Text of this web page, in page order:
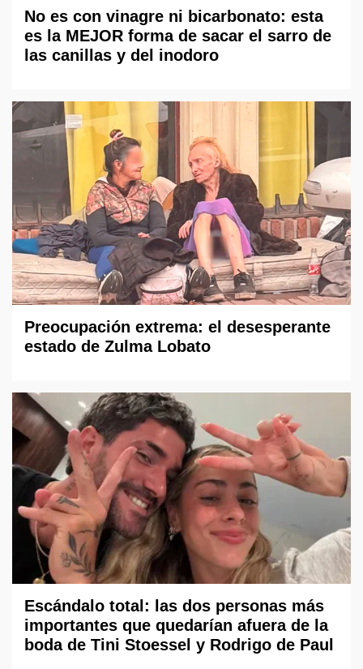
No es con vinagre ni bicarbonato: esta
es la MEJOR forma de sacar el sarro de
las canillas y del inodoro
Preocupación extrema: el desesperante
estado de Zulma Lobato
Escándalo total: las dos personas más
importantes que quedarían afuera de la
boda de Tini Stoessel y Rodrigo de Paul